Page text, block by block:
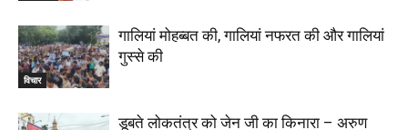
विचार
गालियां मोहब्बत की, गालियां नफरत की और गालियां
गुस्से की
डूबते लोकतंत्र को जेन जी का किनारा – अरुण